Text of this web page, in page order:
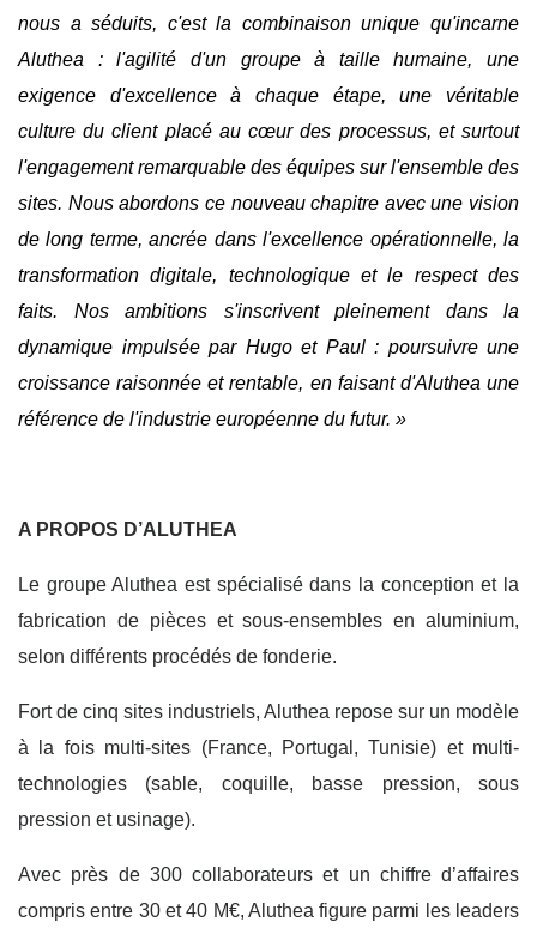
nous a séduits, c'est la combinaison unique qu'incarne
Aluthea : l'agilité d'un groupe à taille humaine, une
exigence d'excellence à chaque étape, une véritable
culture du client placé au cœur des processus, et surtout
l'engagement remarquable des équipes sur l'ensemble des
sites. Nous abordons ce nouveau chapitre avec une vision
de long terme, ancrée dans l'excellence opérationnelle, la
transformation digitale, technologique et le respect des
faits. Nos ambitions s'inscrivent pleinement dans la
dynamique impulsée par Hugo et Paul : poursuivre une
croissance raisonnée et rentable, en faisant d'Aluthea une
référence de l'industrie européenne du futur. »
A PROPOS D’ALUTHEA
Le groupe Aluthea est spécialisé dans la conception et la
fabrication de pièces et sous-ensembles en aluminium,
selon différents procédés de fonderie.
Fort de cinq sites industriels, Aluthea repose sur un modèle
à la fois multi-sites (France, Portugal, Tunisie) et multi-
technologies (sable, coquille, basse pression, sous
pression et usinage).
Avec près de 300 collaborateurs et un chiffre d’affaires
compris entre 30 et 40 M€, Aluthea figure parmi les leaders